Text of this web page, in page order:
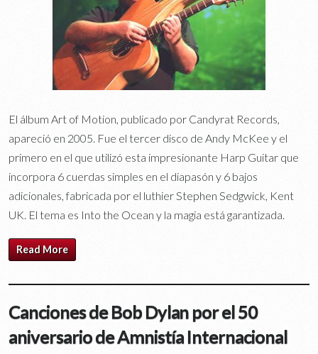
El álbum Art of Motion, publicado por Candyrat Records,
apareció en 2005. Fue el tercer disco de Andy McKee y el
primero en el que utilizó esta impresionante Harp Guitar que
incorpora 6 cuerdas simples en el diapasón y 6 bajos
adicionales, fabricada por el luthier Stephen Sedgwick, Kent
UK. El tema es Into the Ocean y la magia está garantizada.
Read More
Canciones de Bob Dylan por el 50
aniversario de Amnistía Internacional